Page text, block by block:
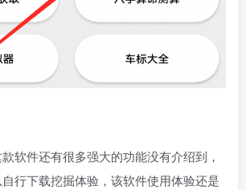
软件还有很多强大的功能没有介绍到，
行下载挖掘体验，该软件使用体验还是